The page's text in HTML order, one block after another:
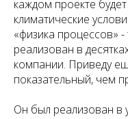
каждом проекте
климатические
«физика процессов»
реализован в
компании. Приведу
показательный, чем
Он был реализован в